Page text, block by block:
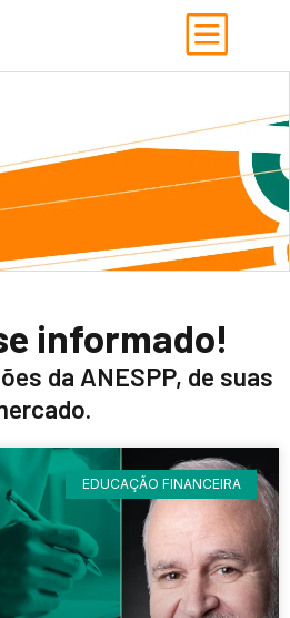
informado!
da ANESPP, de suas
EDUCAÇÃO FINANCEIRA